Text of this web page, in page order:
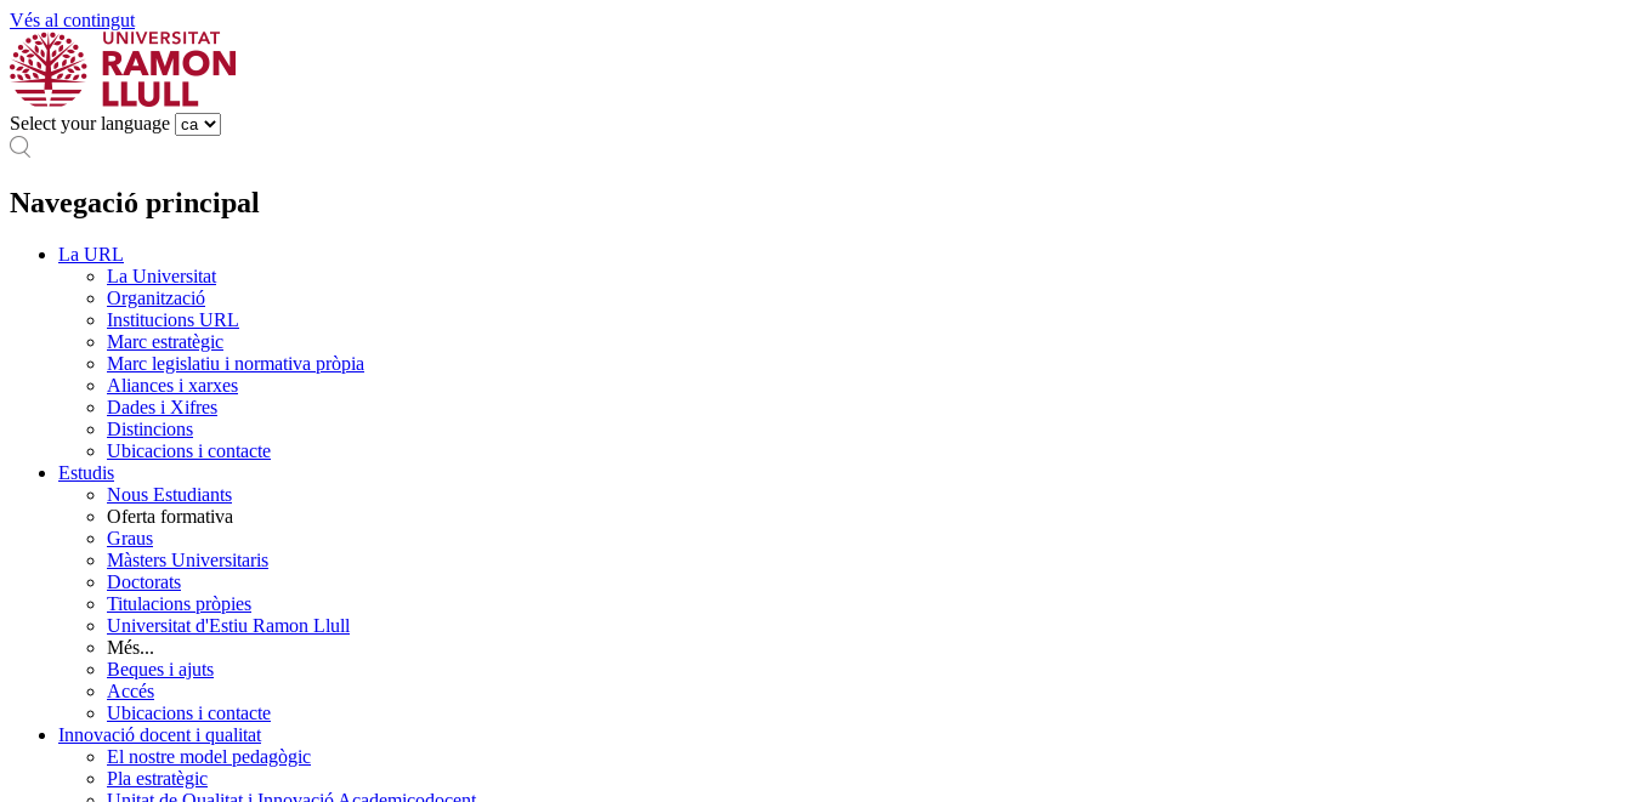
Vés al contingut
Select your language
Navegació principal
La URL
La Universitat
Organització
Institucions URL
Marc estratègic
Marc legislatiu i normativa pròpia
Aliances i xarxes
Dades i Xifres
Distincions
Ubicacions i contacte
Estudis
Nous Estudiants
Oferta formativa
Graus
Màsters Universitaris
Doctorats
Titulacions pròpies
Universitat d'Estiu Ramon Llull
Més...
Beques i ajuts
Accés
Ubicacions i contacte
Innovació docent i qualitat
El nostre model pedagògic
Pla estratègic